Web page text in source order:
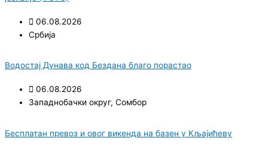
06.08.2026
Србија
Водостај Дунава код Бездана благо порастао
06.08.2026
Западнобачки округ, Сомбор
Бесплатан превоз и овог викенда на базен у Кљајићеву